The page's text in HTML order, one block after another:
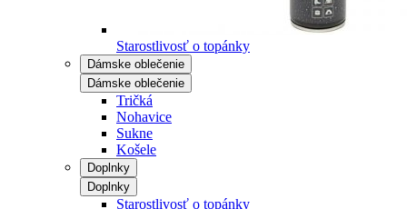
Starostlivosť o topánky
Dámske oblečenie
Dámske oblečenie
Tričká
Nohavice
Sukne
Košele
Doplnky
Doplnky
Starostlivosť o topánky